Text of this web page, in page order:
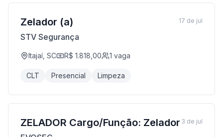
Zelador (a)
STV Segurança
Itajaí, SC R$ 1.818,00 1 vaga
CLT Presencial Limpeza
17 de jul
ZELADOR Cargo/Função: Zelador 3 de jul